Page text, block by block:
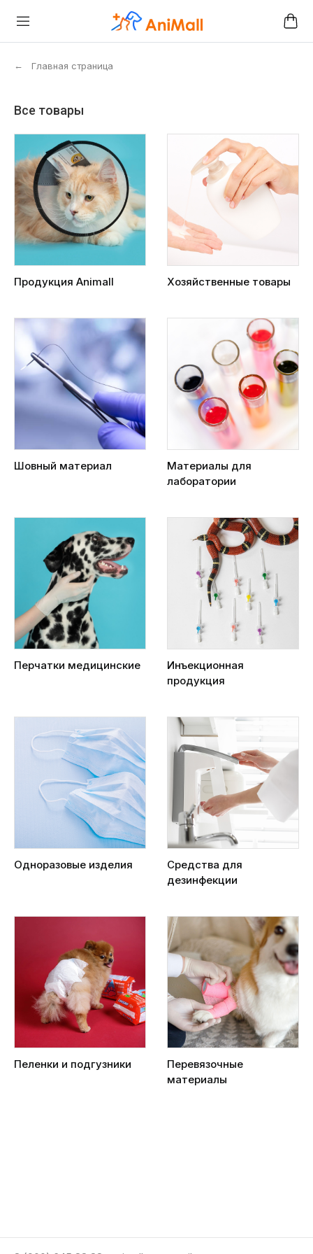
← Главная страница
Все товары
Продукция Animall Хозяйственные товары
Шовный материал
Материалы для
лаборатории
Перчатки медицинские
Инъекционная
продукция
Одноразовые изделия
Средства для
дезинфекции
Пеленки и подгузники
Перевязочные
материалы